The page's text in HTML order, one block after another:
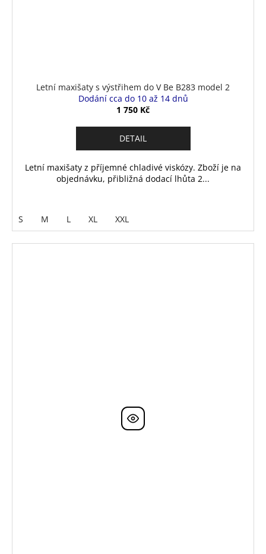
Letní maxišaty s výstřihem do V Be B283 model 2
Dodání cca do 10 až 14 dnů
1 750 Kč
DETAIL
Letní maxišaty z příjemné chladivé viskózy. Zboží je na
objednávku, přibližná dodací lhůta 2...
S M L XL XXL